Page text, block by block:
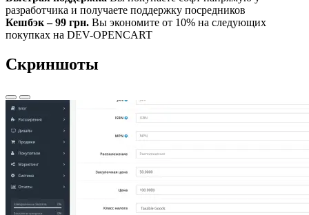
разработчика и получаете поддержку посредников
Кешбэк – 99 грн. Вы экономите от 10% на следующих
покупках на DEV-OPENCART
Скриншоты